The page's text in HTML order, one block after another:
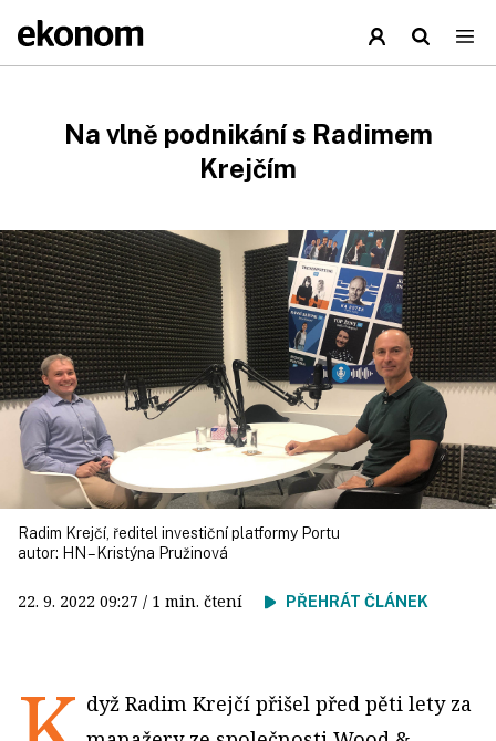
Na vlně podnikání s Radimem
Krejčím
Radim Krejčí, ředitel investiční platformy Portu
autor: HN – Kristýna Pružinová
22. 9. 2022 09:27 / 1 min. čtení PŘEHRÁT ČLÁNEK
dyž Radim Krejčí přišel před pěti lety za